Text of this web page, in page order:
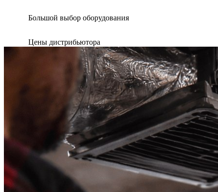
Большой выбор оборудования
Цены дистрибьютора